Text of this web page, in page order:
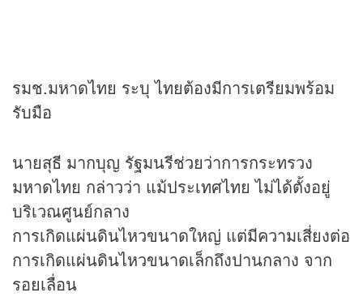
รมช.มหาดไทย ระบุ ไทยต้องมีการเตรียมพร้อม
รับมือ
นายสุธี มากบุญ รัฐมนรีช่วยว่าการกระทรวง
มหาดไทย กล่าวว่า แม้ประเทศไทย ไม่ได้ตั้งอยู่
บริเวณศูนย์กลาง
การเกิดแผ่นดินไหวขนาดใหญ่ แต่มีความเสี่ยงต่อ
การเกิดแผ่นดินไหวขนาดเล็กถึงปานกลาง จาก
รอยเลื่อน